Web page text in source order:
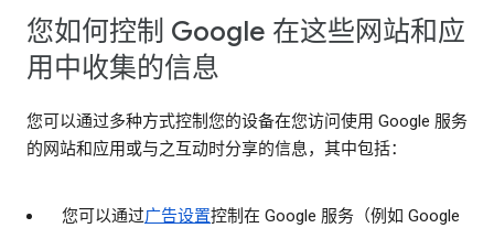
您如何控制 Google 在这些网站和应
用中收集的信息
您可以通过多种方式控制您的设备在您访问使用 Google 服务
的网站和应用或与之互动时分享的信息，其中包括：
您可以通过广告设置控制在 Google 服务（例如 Google